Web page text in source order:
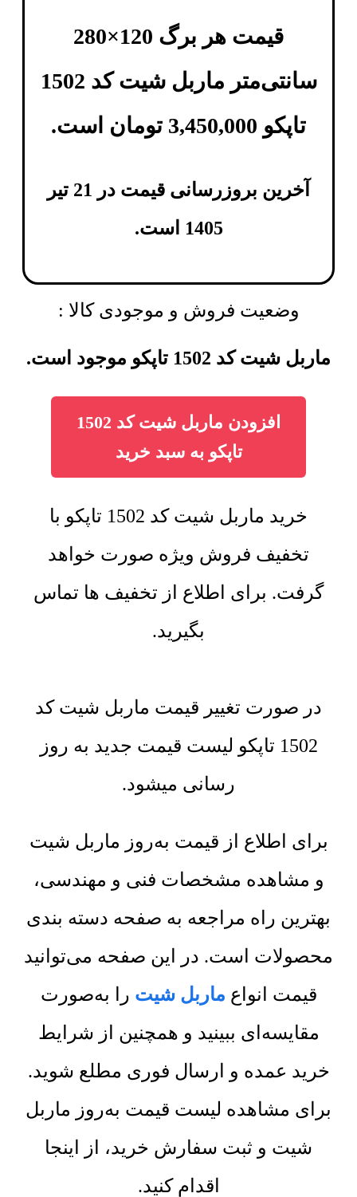
قیمت هر برگ 120×280
سانتی‌متر
ماربل شیت کد 1502
تاپکو 3,450,000 تومان است.
آخرین بروزرسانی قیمت در 21 تیر
1405 است.
وضعیت فروش و موجودی کالا :
ماربل شیت کد 1502 تاپکو موجود است.
افزودن ماربل شیت کد 1502
تاپکو به سبد خرید
خرید ماربل شیت کد 1502 تاپکو با
تخفیف فروش ویژه صورت خواهد
گرفت. برای اطلاع از تخفیف ها تماس
بگیرید.
در صورت تغییر قیمت ماربل شیت کد
1502 تاپکو لیست قیمت جدید به روز
رسانی میشود.
برای اطلاع از قیمت به‌روز ماربل شیت
و مشاهده مشخصات فنی و مهندسی،
بهترین راه مراجعه به صفحه دسته بندی
محصولات است. در این صفحه می‌توانید
قیمت انواع ماربل شیت را به‌صورت
مقایسه‌ای ببینید و همچنین از شرایط
خرید عمده و ارسال فوری مطلع شوید.
برای مشاهده لیست قیمت به‌روز ماربل
شیت و ثبت سفارش خرید، از اینجا
اقدام کنید.